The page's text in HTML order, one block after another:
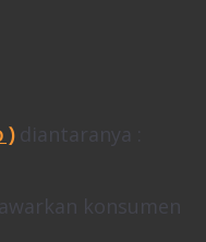
)diantaranya :
konsumen